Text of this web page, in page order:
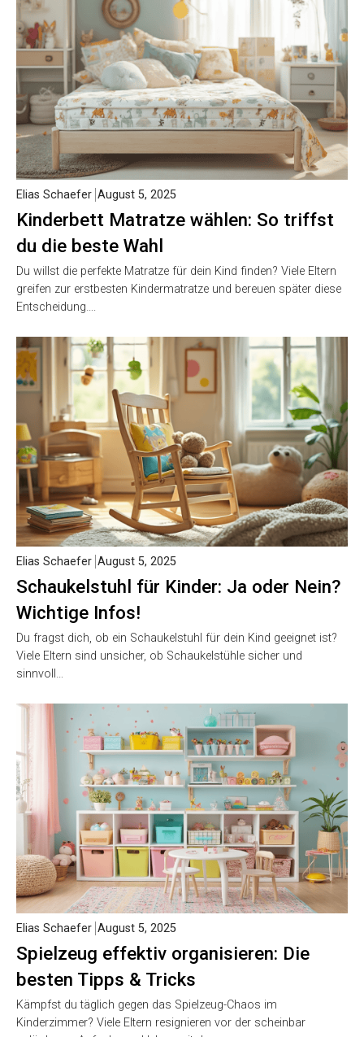
Kinderbett Matratze wählen: So triffst
du die beste Wahl
Elias Schaefer August 5, 2025
Du willst die perfekte Matratze für dein Kind finden? Viele Eltern
greifen zur erstbesten Kindermatratze und bereuen später diese
Entscheidung….
Schaukelstuhl für Kinder: Ja oder Nein?
Wichtige Infos!
Elias Schaefer August 5, 2025
Du fragst dich, ob ein Schaukelstuhl für dein Kind geeignet ist?
Viele Eltern sind unsicher, ob Schaukelstühle sicher und
sinnvoll…
Spielzeug effektiv organisieren: Die
besten Tipps & Tricks
Elias Schaefer August 5, 2025
Kämpfst du täglich gegen das Spielzeug-Chaos im
Kinderzimmer? Viele Eltern resignieren vor der scheinbar